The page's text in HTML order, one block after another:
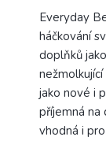
Everyday
háčkování
doplňků
jako nové i
příjemná na
vhodná i